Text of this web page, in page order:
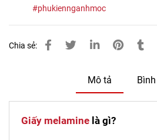
#phukiennganhmoc
Chia sẻ:
Mô tả
Giấy melamine là gì?